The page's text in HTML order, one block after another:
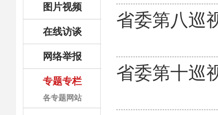
图片视频
在线访谈
网络举报
专题专栏
各专题网站
省委第八巡
省委第十巡